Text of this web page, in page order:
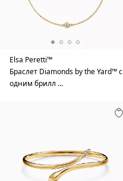
Elsa Peretti™
Браслет Diamonds by the Yard™ с
одним брилл …